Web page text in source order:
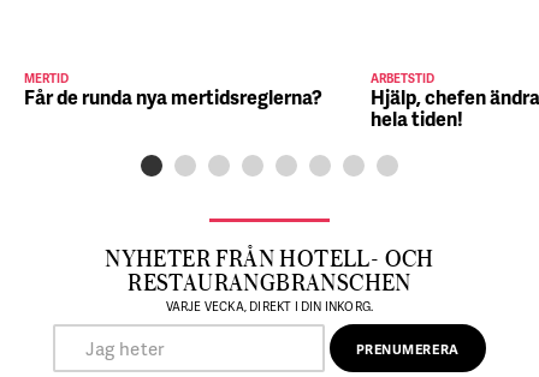
MERTID
Får de runda nya mertidsreglerna?
ARBETSTID
Hjälp, chefen
hela tiden!
NYHETER FRÅN HOTELL- OCH
RESTAURANGBRANSCHEN
VARJE VECKA, DIREKT I DIN INKORG.